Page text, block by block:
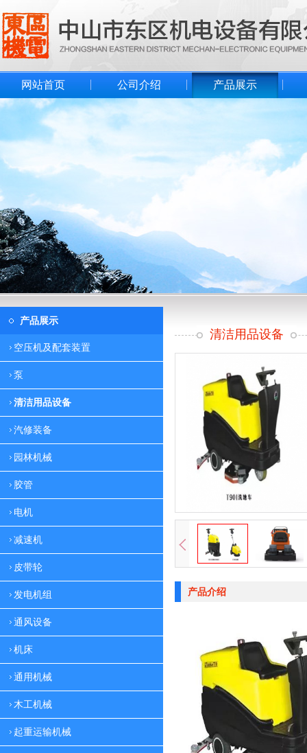
网站首页 公司介绍 产品展示
产品展示
空压机及配套装置
泵
清洁用品设备
汽修装备
园林机械
胶管
电机
减速机
皮带轮
发电机组
通风设备
机床
通用机械
木工机械
起重运输机械
清洁用品设备
产品介绍